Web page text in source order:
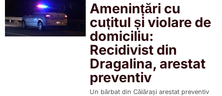
Amenințări cu
cuțitul și violare de
domiciliu:
Recidivist din
Dragalina, arestat
preventiv
Un bărbat din Călărași arestat preventiv